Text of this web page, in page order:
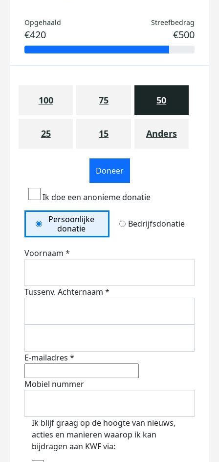
Opgehaald
€420
Streefbedrag
€500
100 75 50
25 15 Anders
Doneer
Ik doe een anonieme donatie
Persoonlijke
donatie
Bedrijfsdonatie
Voornaam *
Tussenv. Achternaam *
E-mailadres *
Mobiel nummer
Ik blijf graag op de hoogte van nieuws,
acties en manieren waarop ik kan
bijdragen aan KWF via: